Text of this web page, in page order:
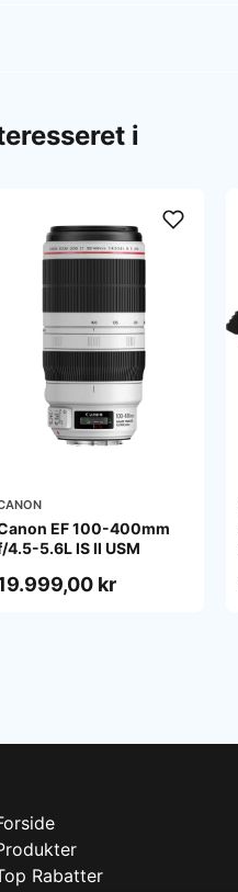
i
EF 100-400mm
4.5-5.6L IS II USM
kr
Rabatter